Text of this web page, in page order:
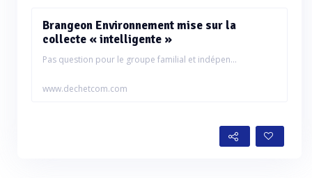
Brangeon Environnement mise sur la
collecte « intelligente »
Pas question pour le groupe familial et indépen...
www.dechetcom.com